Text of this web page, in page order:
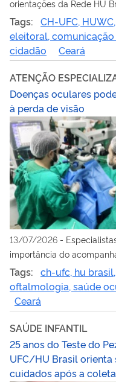
orientações da Rede HU
das normas durante as
Tags: CH-UFC,
eleitoral,
cidadão
Ceará
ATENÇÃO
Doenças oculares
à perda de visão
13/07/2026 -
importância do
para doenças que
cegueira evitável
Tags: ch-ufc, hu
oftalmologia, saúde
Ceará
SAÚDE INFANTIL
25 anos do Teste do
UFC/HU Brasil
cuidados após a coleta